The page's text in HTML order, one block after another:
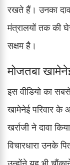
रखते हैं। उनका
मंत्रालयों तक की
सक्षम है।
मोजतबा
इस वीडियो का
खामेनेई परिवार के
खर्राजी ने दावा
विचारधारा उनके